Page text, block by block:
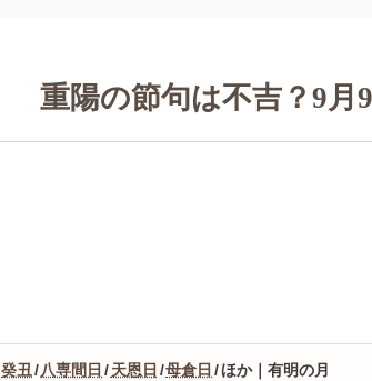
重陽の節句は不吉？9
癸丑/八専間日 /天恩日 /母倉日 /ほか｜有明の月